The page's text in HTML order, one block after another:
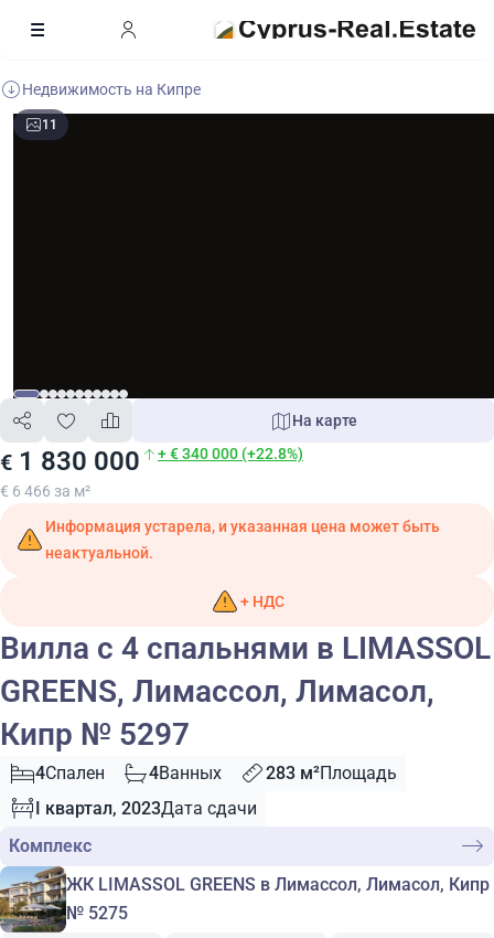
Недвижимость на Кипре
11
€ 1 830 000 + € 340 000 (+22.8%)
€ 6 466 за м²
На карте
Информация устарела, и указанная цена может быть
неактуальной.
+ НДС
Вилла с 4 спальнями в LIMASSOL
GREENS, Лимассол, Лимасол,
Кипр № 5297
4Спален 4Ванных 283 м²Площадь
I квартал, 2023Дата сдачи
Комплекс
ЖК LIMASSOL GREENS в Лимассол, Лимасол, Кипр
№ 5275